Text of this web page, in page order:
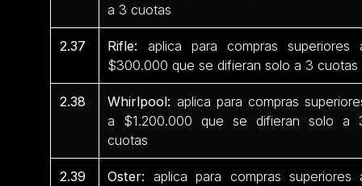
a 3 cuotas
2.37 Rifle: aplica para compras superiores
$300.000 que se difieran solo a 3 cuotas
2.38 Whirlpool: aplica para compras
a $1.200.000 que se difieran solo a
cuotas
2.39 Oster: aplica para compras superiores